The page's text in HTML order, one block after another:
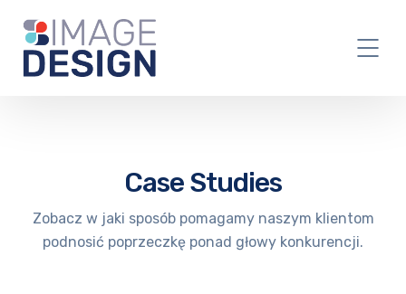
Case Studies
Zobacz w jaki sposób pomagamy naszym klientom
podnosić poprzeczkę ponad głowy konkurencji.